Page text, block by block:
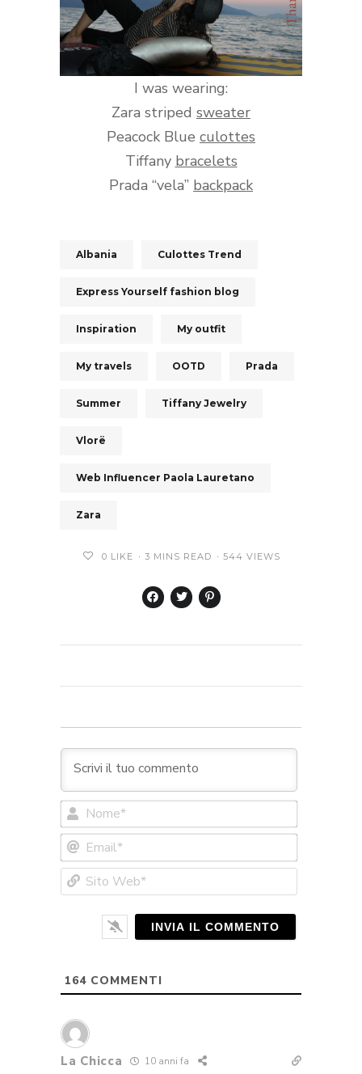
I was wearing:
Zara striped sweater
Peacock Blue culottes
Tiffany bracelets
Prada “vela” backpack
Albania Culottes Trend
Express Yourself fashion blog
Inspiration My outfit
My travels OOTD Prada
Summer Tiffany Jewelry
Vlorë
Web Influencer Paola Lauretano
Zara
0 LIKE 3 MINS READ 544 VIEWS
Nome*
Web*
164 COMMENTI
La Chicca 10 anni fa